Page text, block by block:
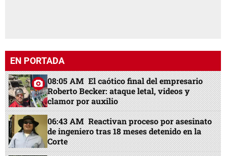
EN PORTADA
08:05 AM El caótico final del empresario
Roberto Becker: ataque letal, videos y
clamor por auxilio
06:43 AM Reactivan proceso por asesinato
de ingeniero tras 18 meses detenido en la
Corte